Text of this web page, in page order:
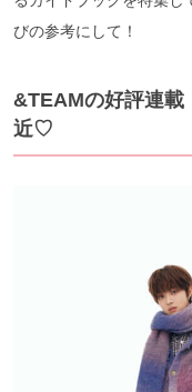
びの参考にして！
&TEAMの好評連載
近♡